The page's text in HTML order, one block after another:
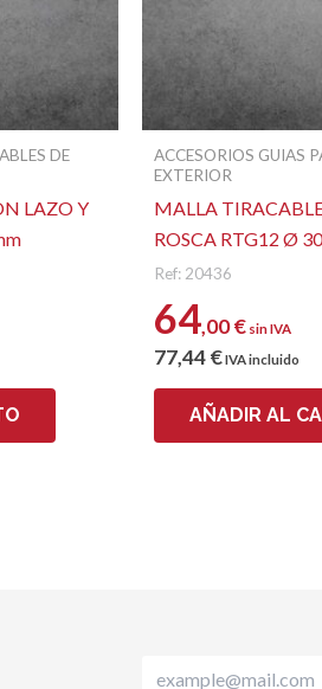
Nombre
DE
LAZO Y
ACCESORIOS GUIAS
EXTERIOR
MALLA
ROSCA RTG12 Ø
Ref: 20436
64,00€ sin IVA
77,44€IVA incluido
AÑADIR AL